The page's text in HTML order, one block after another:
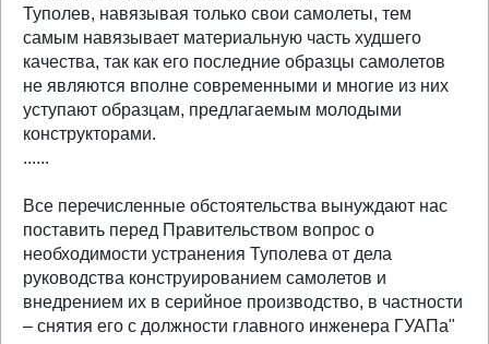
Туполев, навязывая только свои самолеты, тем
самым навязывает материальную часть худшего
качества, так как его последние образцы самолетов
не являются вполне современными и многие из них
уступают образцам, предлагаемым молодыми
конструкторами.
......
Все перечисленные обстоятельства вынуждают нас
поставить перед Правительством вопрос о
необходимости устранения Туполева от дела
руководства конструированием самолетов и
внедрением их в серийное производство, в частности
– снятия его с должности главного инженера ГУАПа"